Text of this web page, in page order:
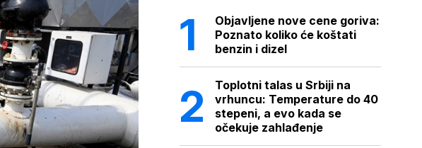
Objavljene nove cene goriva:
Poznato koliko će koštati
benzin i dizel
Toplotni talas u Srbiji na
vrhuncu: Temperature do 40
stepeni, a evo kada se
očekuje zahlađenje